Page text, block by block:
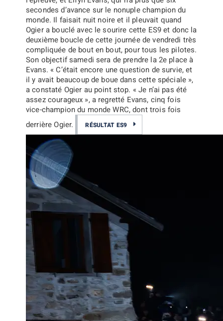
secondes d’avance sur le nonuple champion du
monde. Il faisait nuit noire et il pleuvait quand
Ogier a bouclé avec le sourire cette ES9 et donc la
deuxième boucle de cette journée de vendredi très
compliquée de bout en bout, pour tous les pilotes.
Son objectif samedi sera de prendre la 2e place à
Evans. « C’était encore une question de survie, et
il y avait beaucoup de boue dans cette spéciale »,
a constaté Ogier au point stop. « Je n’ai pas été
assez courageux », a regretté Evans, cinq fois
vice-champion du monde WRC, dont trois fois
derrière Ogier.
RÉSULTAT ES9